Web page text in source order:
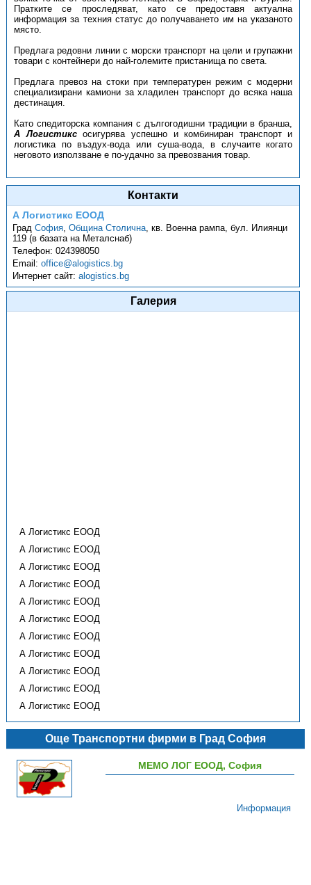
Пратките се проследяват, като се предоставя актуална
информация за техния статус до получаването им на указаното
място.
Предлага редовни линии с морски транспорт на цели и групажни
товари с контейнери до най-големите пристанища по света.
Предлага превоз на стоки при температурен режим с модерни
специализирани камиони за хладилен транспорт до всяка наша
дестинация.
Като спедиторска компания с дългогодишни традиции в бранша,
А Логистиксосигурява успешно и комбиниран транспорт и
логистика по въздух-вода или суша-вода, в случаите когато
неговото използване е по-удачно за превозвания товар.
Контакти
А Логистикс ЕООД
ГрадСофия,Община Столична,кв. Военна рампа, бул. Илиянци
119 (в базата на Металснаб)
Телефон:024398050
Email:office@alogistics.bg
Интернет сайт:alogistics.bg
Галерия
А Логистикс ЕООД
А Логистикс ЕООД
А Логистикс ЕООД
А Логистикс ЕООД
А Логистикс ЕООД
А Логистикс ЕООД
А Логистикс ЕООД
А Логистикс ЕООД
А Логистикс ЕООД
А Логистикс ЕООД
А Логистикс ЕООД
Още Транспортни фирми в Град София
МЕМО ЛОГ ЕООД, София
Информация